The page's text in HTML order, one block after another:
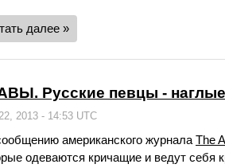
далее »
Русские певцы -
2013 - 14:53 UTC
американского журналаThe
одеваются кричащие и ведут себя